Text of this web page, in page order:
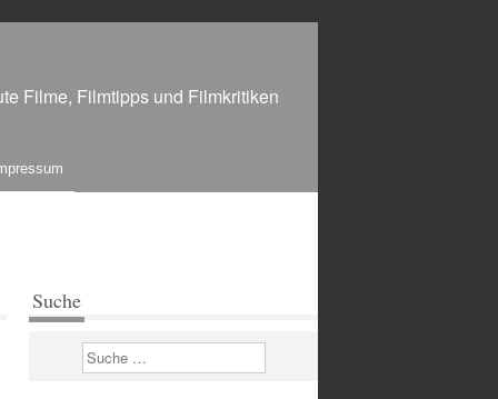
Filme, Filmtipps und Filmkritiken
Suche
Suchen